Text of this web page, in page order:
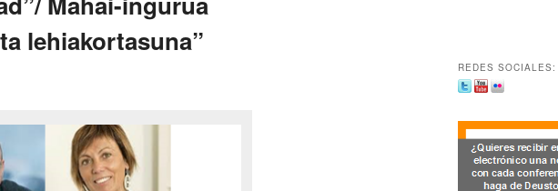
lehiakortasuna”
REDES SOCIALES: